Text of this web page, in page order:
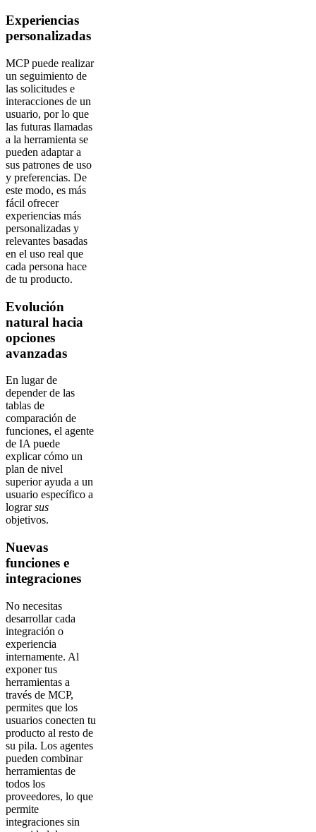
Experiencias
personalizadas
MCP puede realizar
un seguimiento de
las solicitudes e
interacciones de un
usuario, por lo que
las futuras llamadas
a la herramienta se
pueden adaptar a
sus patrones de uso
y preferencias. De
este modo, es más
fácil ofrecer
experiencias más
personalizadas y
relevantes basadas
en el uso real que
cada persona hace
de tu producto.
Evolución
natural hacia
opciones
avanzadas
En lugar de
depender de las
tablas de
comparación de
funciones, el agente
de IA puede
explicar cómo un
plan de nivel
superior ayuda a un
usuario específico a
lograrsus
objetivos.
Nuevas
funciones e
integraciones
No necesitas
desarrollar cada
integración o
experiencia
internamente. Al
exponer tus
herramientas a
través de MCP,
permites que los
usuarios conecten tu
producto al resto de
su pila. Los agentes
pueden combinar
herramientas de
todos los
proveedores, lo que
permite
integraciones sin